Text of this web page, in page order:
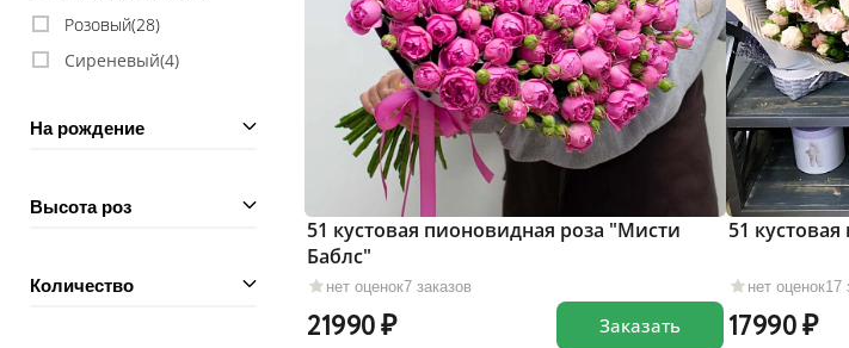
Розовый(28)
Сиреневый(4)
На рождение
Высота роз
Количество нет оценок7 заказов
51 кустовая пионовидная роза "Мисти
Баблс"
21990 Заказать
нет оценок17
51
17990